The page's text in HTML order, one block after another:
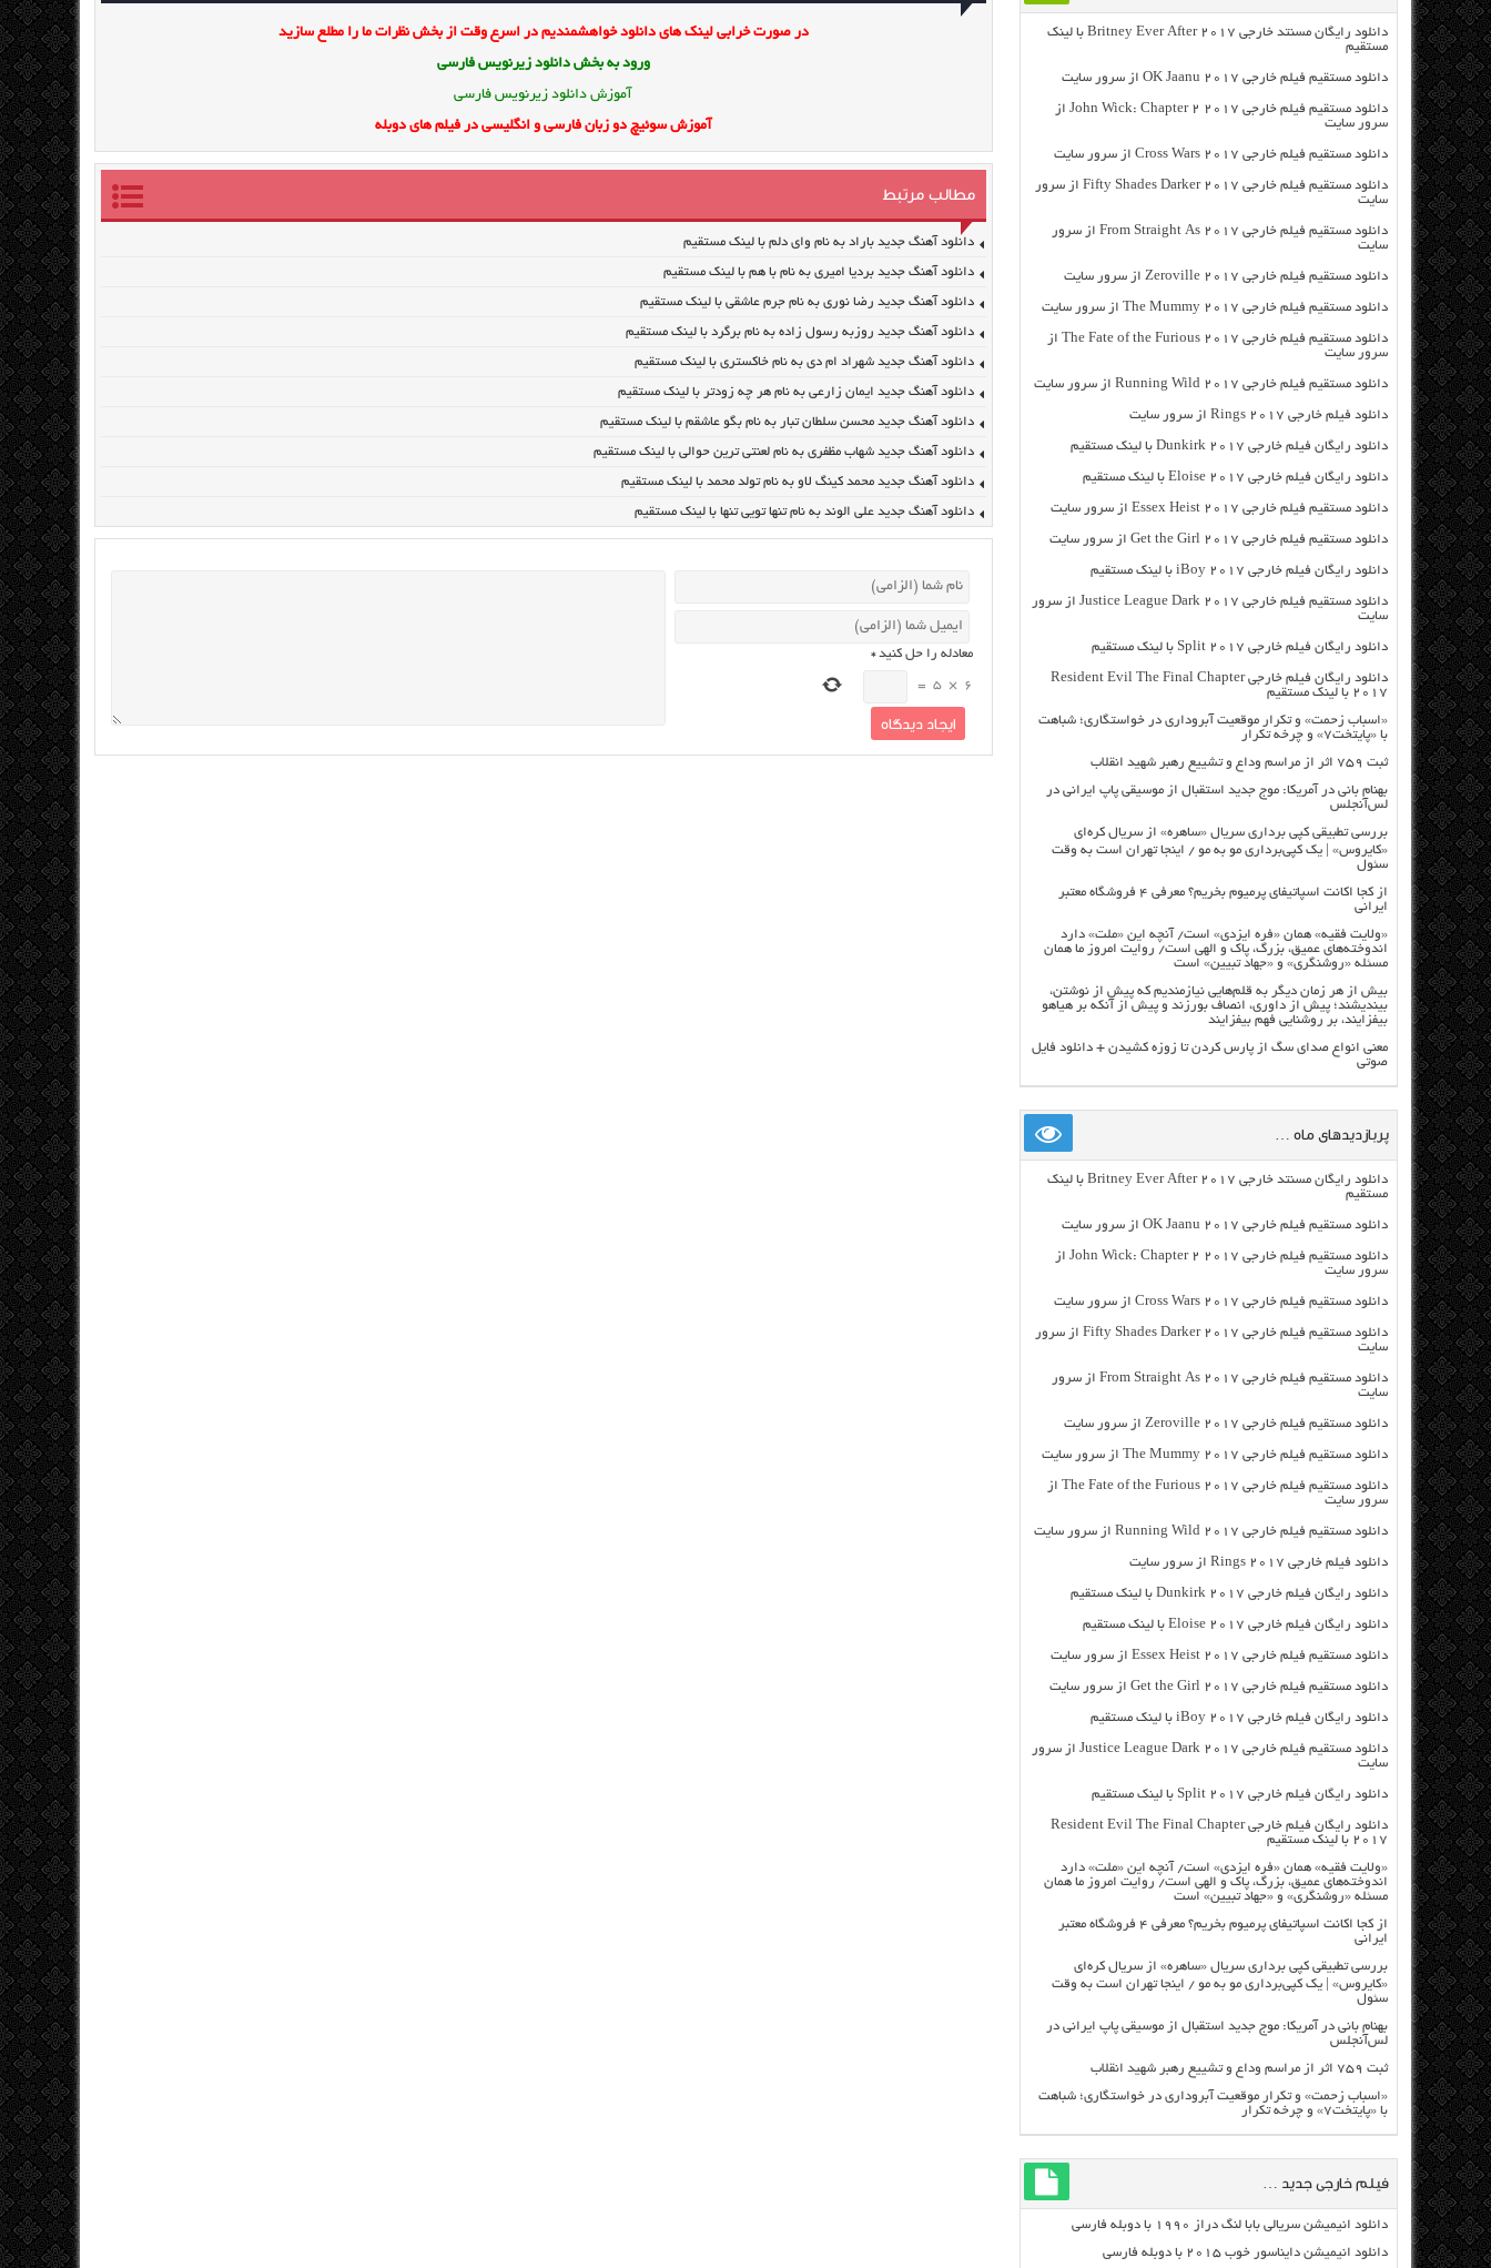
در صورت خرابی لینک های دانلود خواهشمندیم در اسرع وقت از بخش نظرات ما را مطلع سازید
ورود به بخش دانلود زیرنویس فارسی
آموزش دانلود زیرنویس فارسی
آموزش سوئیچ دو زبان فارسی و انگلیسی در فیلم های دوبله
مطالب مرتبط
دانلود آهنگ جدید باراد به نام وای دلم با لینک مستقیم
دانلود آهنگ جدید بردیا امیری به نام با هم با لینک مستقیم
دانلود آهنگ جدید رضا نوری به نام جرم عاشقی با لینک مستقیم
دانلود آهنگ جدید روزبه رسول زاده به نام برگرد با لینک مستقیم
دانلود آهنگ جدید شهراد ام دی به نام خاکستری با لینک مستقیم
دانلود آهنگ جدید ایمان زارعی به نام هر چه زودتر با لینک مستقیم
دانلود آهنگ جدید محسن سلطان تبار به نام بگو عاشقم با لینک مستقیم
دانلود آهنگ جدید شهاب مظفری به نام لعنتی ترین حوالی با لینک مستقیم
دانلود آهنگ جدید محمد کینگ لاو به نام تولد محمد با لینک مستقیم
دانلود آهنگ جدید علی الوند به نام تنها تویی تنها با لینک مستقیم
معادله را حل کنید*
6
×
5
=
دانلود رایگان مسنتد خارجی Britney Ever After 2017 با لینک
مستقیم
دانلود مستقیم فیلم خارجی OK Jaanu 2017 از سرور سایت
دانلود مستقیم فیلم خارجی John Wick: Chapter 2 2017 از
سرور سایت
دانلود مستقیم فیلم خارجی Cross Wars 2017 از سرور سایت
دانلود مستقیم فیلم خارجی Fifty Shades Darker 2017 از سرور
سایت
دانلود مستقیم فیلم خارجی From Straight As 2017 از سرور
سایت
دانلود مستقیم فیلم خارجی Zeroville 2017 از سرور سایت
دانلود مستقیم فیلم خارجی The Mummy 2017 از سرور سایت
دانلود مستقیم فیلم خارجی The Fate of the Furious 2017 از
سرور سایت
دانلود مستقیم فیلم خارجی Running Wild 2017 از سرور سایت
دانلود فیلم خارجی Rings 2017 از سرور سایت
دانلود رایگان فیلم خارجی Dunkirk 2017 با لینک مستقیم
دانلود رایگان فیلم خارجی Eloise 2017 با لینک مستقیم
دانلود مستقیم فیلم خارجی Essex Heist 2017 از سرور سایت
دانلود مستقیم فیلم خارجی Get the Girl 2017 از سرور سایت
دانلود رایگان فیلم خارجی iBoy 2017 با لینک مستقیم
دانلود مستقیم فیلم خارجی Justice League Dark 2017 از سرور
سایت
دانلود رایگان فیلم خارجی Split 2017 با لینک مستقیم
دانلود رایگان فیلم خارجی Resident Evil The Final Chapter
2017 با لینک مستقیم
«اسباب زحمت» و تکرار موقعیت آبروداری در خواستگاری؛ شباهت
با «پایتخت۷» و چرخه تکرار
ثبت ۷۵۹ اثر از مراسم وداع و تشییع رهبر شهید انقلاب
بهنام بانی در آمریکا: موج جدید استقبال از موسیقی پاپ ایرانی در
لس‌آنجلس
بررسی تطبیقی کپی برداری سریال «ساهره» از سریال کره‌ای
«کایروس» | یک کپی‌برداری مو به مو / اینجا تهران است به وقت
سئول
از کجا اکانت اسپاتیفای پرمیوم بخریم؟ معرفی ۴ فروشگاه معتبر
ایرانی
«ولایت فقیه» همان «فره ایزدی» است/ آنچه این «ملت» دارد
اندوخته‌های عمیق، بزرگ، پاک و الهی است/ روایت امروز ما همان
مسئله «روشنگری» و «جهاد تبیین» است
بیش از هر زمان دیگر به قلم‌هایی نیازمندیم که پیش از نوشتن،
بیندیشند؛ پیش از داوری، انصاف بورزند و پیش از آنکه بر هیاهو
بیفزایند، بر روشنایی فهم بیفزایند
معنی انواع صدای سگ از پارس کردن تا زوزه کشیدن + دانلود فایل
صوتی
پربازدیدهای ماه …
دانلود رایگان مسنتد خارجی Britney Ever After 2017 با لینک
مستقیم
دانلود مستقیم فیلم خارجی OK Jaanu 2017 از سرور سایت
دانلود مستقیم فیلم خارجی John Wick: Chapter 2 2017 از
سرور سایت
دانلود مستقیم فیلم خارجی Cross Wars 2017 از سرور سایت
دانلود مستقیم فیلم خارجی Fifty Shades Darker 2017 از سرور
سایت
دانلود مستقیم فیلم خارجی From Straight As 2017 از سرور
سایت
دانلود مستقیم فیلم خارجی Zeroville 2017 از سرور سایت
دانلود مستقیم فیلم خارجی The Mummy 2017 از سرور سایت
دانلود مستقیم فیلم خارجی The Fate of the Furious 2017 از
سرور سایت
دانلود مستقیم فیلم خارجی Running Wild 2017 از سرور سایت
دانلود فیلم خارجی Rings 2017 از سرور سایت
دانلود رایگان فیلم خارجی Dunkirk 2017 با لینک مستقیم
دانلود رایگان فیلم خارجی Eloise 2017 با لینک مستقیم
دانلود مستقیم فیلم خارجی Essex Heist 2017 از سرور سایت
دانلود مستقیم فیلم خارجی Get the Girl 2017 از سرور سایت
دانلود رایگان فیلم خارجی iBoy 2017 با لینک مستقیم
دانلود مستقیم فیلم خارجی Justice League Dark 2017 از سرور
سایت
دانلود رایگان فیلم خارجی Split 2017 با لینک مستقیم
دانلود رایگان فیلم خارجی Resident Evil The Final Chapter
2017 با لینک مستقیم
«ولایت فقیه» همان «فره ایزدی» است/ آنچه این «ملت» دارد
اندوخته‌های عمیق، بزرگ، پاک و الهی است/ روایت امروز ما همان
مسئله «روشنگری» و «جهاد تبیین» است
از کجا اکانت اسپاتیفای پرمیوم بخریم؟ معرفی ۴ فروشگاه معتبر
ایرانی
بررسی تطبیقی کپی برداری سریال «ساهره» از سریال کره‌ای
«کایروس» | یک کپی‌برداری مو به مو / اینجا تهران است به وقت
سئول
بهنام بانی در آمریکا: موج جدید استقبال از موسیقی پاپ ایرانی در
لس‌آنجلس
ثبت ۷۵۹ اثر از مراسم وداع و تشییع رهبر شهید انقلاب
«اسباب زحمت» و تکرار موقعیت آبروداری در خواستگاری؛ شباهت
با «پایتخت۷» و چرخه تکرار
فیلم خارجی جدید …
دانلود انیمیشن سریالی بابا لنگ دراز ۱۹۹۰ با دوبله فارسی
دانلود انیمیشن دایناسور خوب ۲۰۱۵ با دوبله فارسی